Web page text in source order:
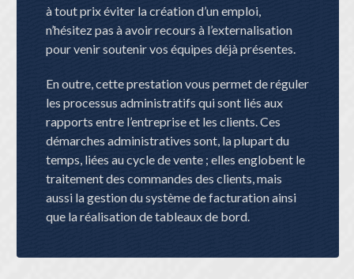
à tout prix éviter la création d’un emploi,
n’hésitez pas à avoir recours à l’externalisation
pour venir soutenir vos équipes déjà présentes.
En outre, cette prestation vous permet de réguler
les processus administratifs qui sont liés aux
rapports entre l’entreprise et les clients. Ces
démarches administratives sont, la plupart du
temps, liées au cycle de vente ; elles englobent le
traitement des commandes des clients, mais
aussi la gestion du système de facturation ainsi
que la réalisation de tableaux de bord.